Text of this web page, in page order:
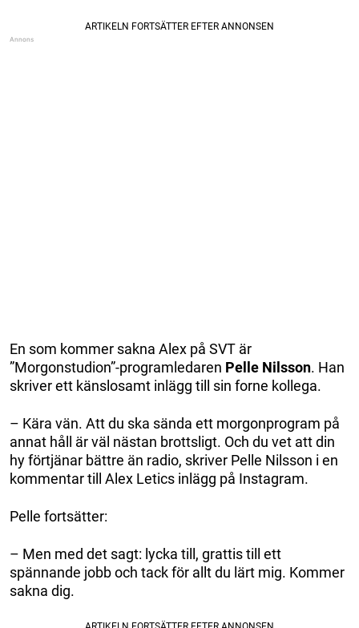
En som kommer sakna Alex på SVT är
”Morgonstudion”-programledaren Pelle Nilsson. Han
skriver ett känslosamt inlägg till sin forne kollega.
– Kära vän. Att du ska sända ett morgonprogram på
annat håll är väl nästan brottsligt. Och du vet att din
hy förtjänar bättre än radio, skriver Pelle Nilsson i en
kommentar till Alex Letics inlägg på Instagram.
Pelle fortsätter:
– Men med det sagt: lycka till, grattis till ett
spännande jobb och tack för allt du lärt mig. Kommer
sakna dig.